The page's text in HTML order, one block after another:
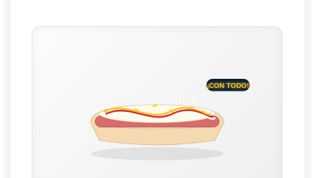
¡CON TODO!